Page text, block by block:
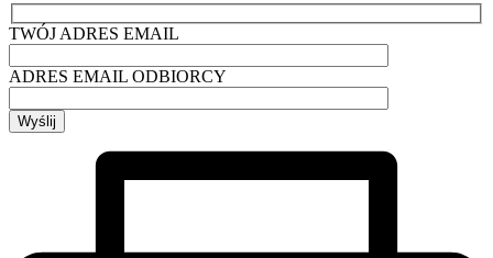
TWÓJ ADRES EMAIL
ADRES EMAIL ODBIORCY